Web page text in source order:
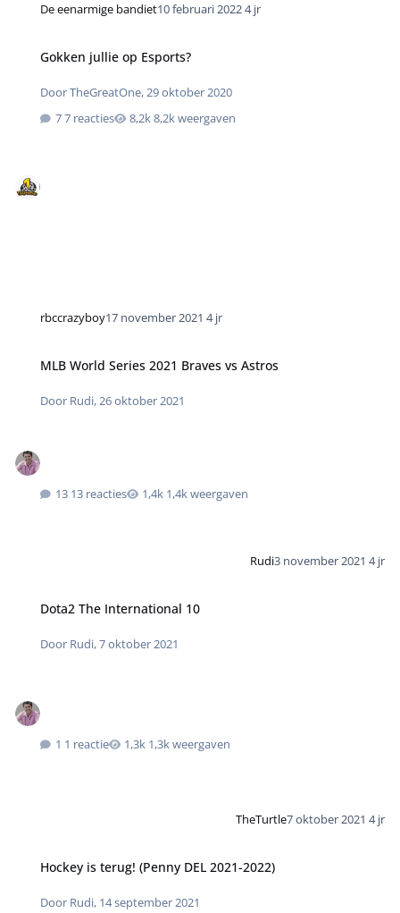
De eenarmige bandiet10 februari 20224 jr
Gokken jullie op Esports?
DoorTheGreatOne,29 oktober 2020
7 reacties
8,2k weergaven
rbccrazyboy17 november 2021 4 jr
MLB World Series 2021 Braves vs Astros
Door Rudi, 26 oktober 2021
13 reacties 1,4k weergaven
Rudi3 november 20214 jr
Dota2 The International 10
Door Rudi,7 oktober 2021
1 reactie 1,3k weergaven
TheTurtle7 oktober 20214 jr
Hockey is terug! (Penny DEL 2021-2022)
Door Rudi, 14 september 2021